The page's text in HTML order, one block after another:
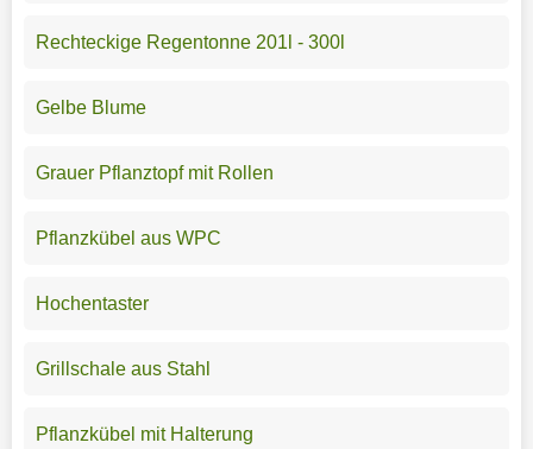
Rechteckige Regentonne 201l - 300l
Gelbe Blume
Grauer Pflanztopf mit Rollen
Pflanzkübel aus WPC
Hochentaster
Grillschale aus Stahl
Pflanzkübel mit Halterung